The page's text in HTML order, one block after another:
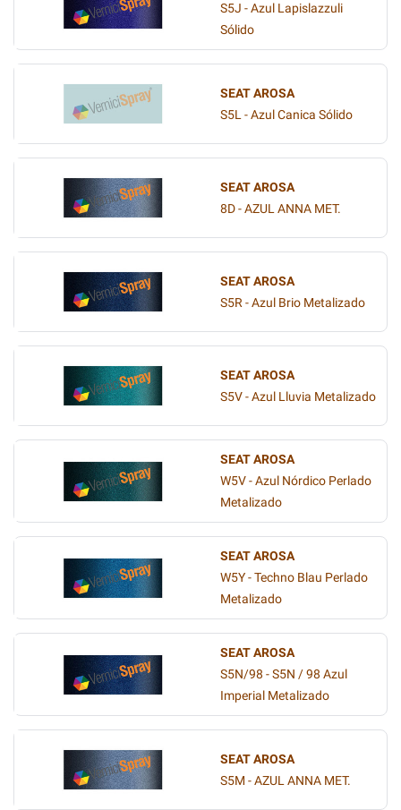
S5J - Azul Lapislazzuli
Sólido
SEAT AROSA
S5L - Azul Canica Sólido
SEAT AROSA
8D - AZUL ANNA MET.
SEAT AROSA
S5R - Azul Brio Metalizado
SEAT AROSA
S5V - Azul Lluvia Metalizado
SEAT AROSA
W5V - Azul Nórdico Perlado
Metalizado
SEAT AROSA
W5Y - Techno Blau Perlado
Metalizado
SEAT AROSA
S5N/98 - S5N / 98 Azul
Imperial Metalizado
SEAT AROSA
S5M - AZUL ANNA MET.